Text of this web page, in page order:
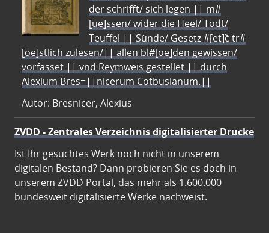
der schrifft/ sich legen || m#
[ue]ssen/ wider die Heel/ Todt/
Teuffel || Sünde/ Gesetz #[et]c̃ tr#
[oe]stlich zulesen/|| allen bl#[oe]den gewissen/
vorfasset || vnd Reymweis gestellet || durch
Alexium Bres=||nicerum Cotbusianum.||
Autor: Bresnicer, Alexius
ZVDD - Zentrales Verzeichnis digitalisierter Drucke
Ist Ihr gesuchtes Werk noch nicht in unserem
digitalen Bestand? Dann probieren Sie es doch in
unserem ZVDD Portal, das mehr als 1.600.000
bundesweit digitalisierte Werke nachweist.